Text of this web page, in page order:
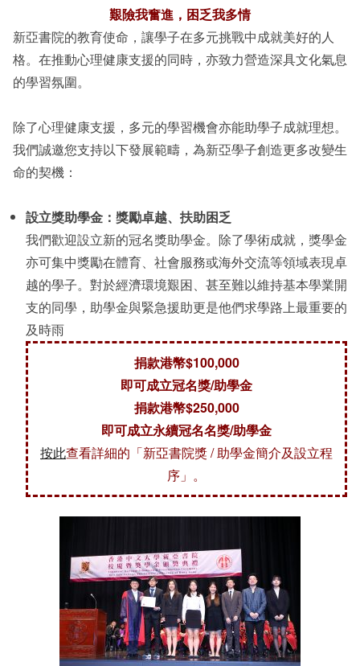
艱險我奮進，困乏我多情
新亞書院的教育使命，讓學子在多元挑戰中成就美好的人
格。在推動心理健康支援的同時，亦致力營造深具文化氣息
的學習氛圍。
除了心理健康支援，多元的學習機會亦能助學子成就理想。
我們誠邀您支持以下發展範疇，為新亞學子創造更多改變生
命的契機：
設立獎助學金：獎勵卓越、扶助困乏
我們歡迎設立新的冠名獎助學金。除了學術成就，獎學金
亦可集中獎勵在體育、社會服務或海外交流等領域表現卓
越的學子。對於經濟環境艱困、甚至難以維持基本學業開
支的同學，助學金與緊急援助更是他們求學路上最重要的
及時雨
捐款港幣$100,000
即可成立冠名獎/助學金
捐款港幣$250,000
即可成立永續冠名名獎/助學金
按此查看詳細的「新亞書院獎 / 助學金簡介及設立程
序」。